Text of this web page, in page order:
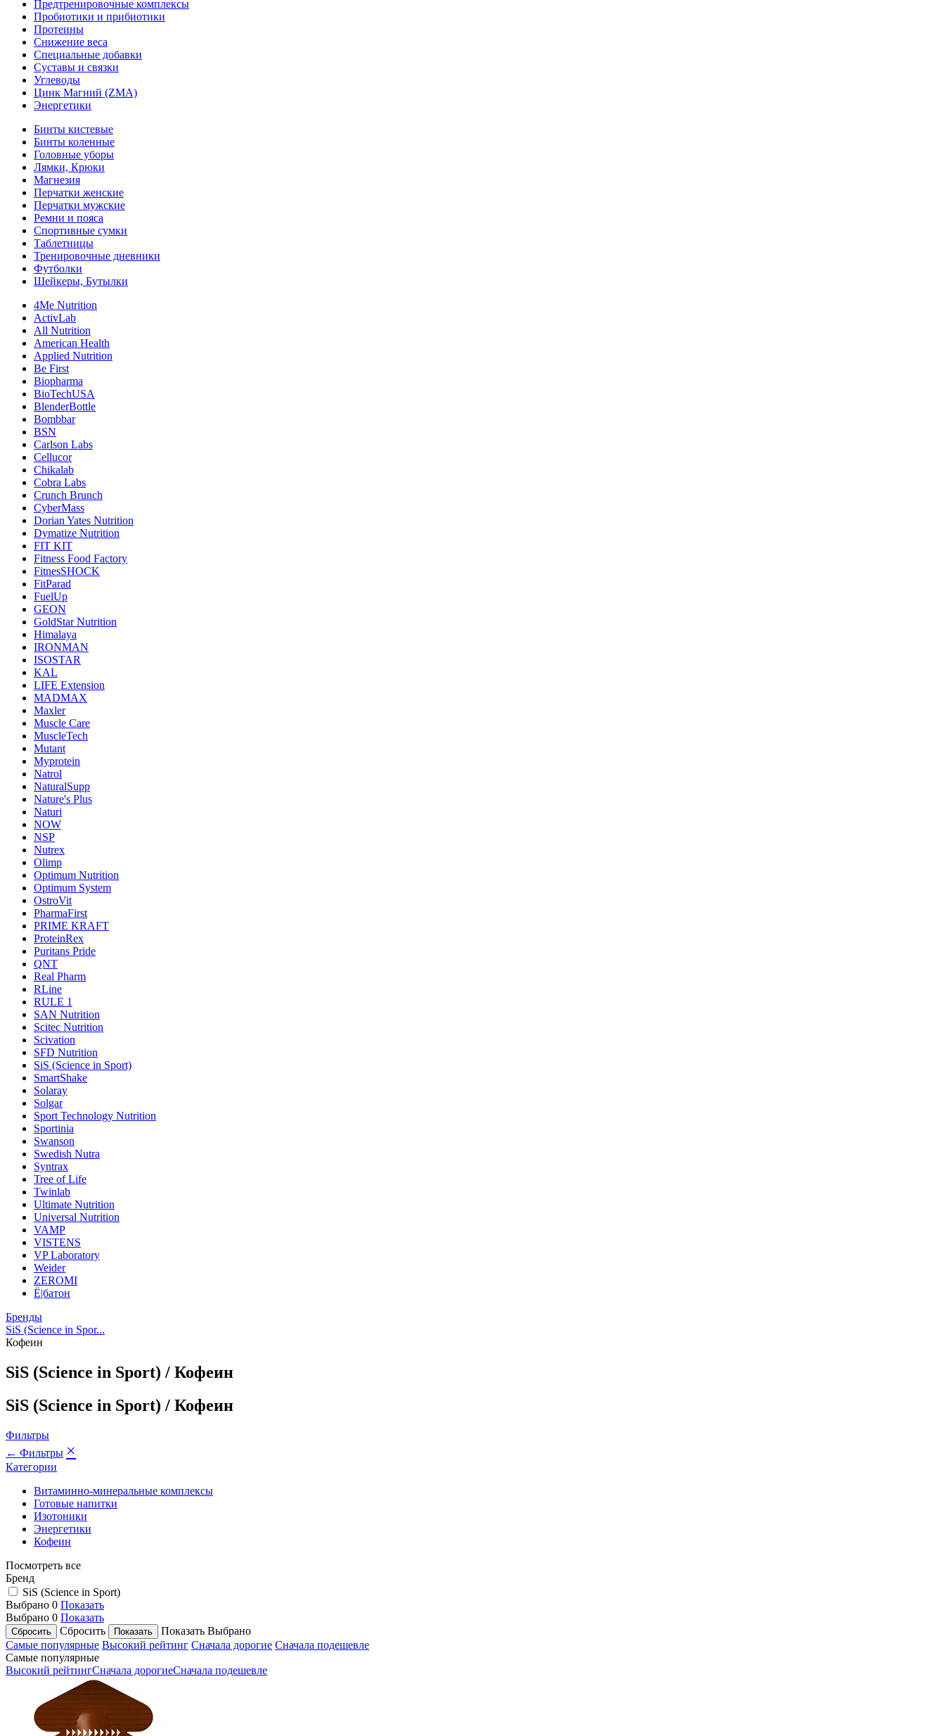
Предтренировочные комплексы
Пробиотики и прибиотики
Протеины
Снижение веса
Специальные добавки
Суставы и связки
Углеводы
Цинк Магний (ZMA)
Энергетики
Бинты кистевые
Бинты коленные
Головные уборы
Лямки, Крюки
Магнезия
Перчатки женские
Перчатки мужские
Ремни и пояса
Спортивные сумки
Таблетницы
Тренировочные дневники
Футболки
Шейкеры, Бутылки
4Me Nutrition
ActivLab
All Nutrition
American Health
Applied Nutrition
Be First
Biopharma
BioTechUSA
BlenderBottle
Bombbar
BSN
Carlson Labs
Cellucor
Chikalab
Cobra Labs
Crunch Brunch
CyberMass
Dorian Yates Nutrition
Dymatize Nutrition
FIT KIT
Fitness Food Factory
FitnesSHOCK
FitParad
FuelUp
GEON
GoldStar Nutrition
Himalaya
IRONMAN
ISOSTAR
KAL
LIFE Extension
MADMAX
Maxler
Muscle Care
MuscleTech
Mutant
Myprotein
Natrol
NaturalSupp
Nature's Plus
Naturi
NOW
NSP
Nutrex
Olimp
Optimum Nutrition
Optimum System
OstroVit
PharmaFirst
PRIME KRAFT
ProteinRex
Puritans Pride
QNT
Real Pharm
RLine
RULE 1
SAN Nutrition
Scitec Nutrition
Scivation
SFD Nutrition
SiS (Science in Sport)
SmartShake
Solaray
Solgar
Sport Technology Nutrition
Sportinia
Swanson
Swedish Nutra
Syntrax
Tree of Life
Twinlab
Ultimate Nutrition
Universal Nutrition
VAMP
VISTENS
VP Laboratory
Weider
ZEROMI
Ё|батон
Бренды
SiS (Science in Spor...
Кофеин
SiS (Science in Sport) / Кофеин
SiS (Science in Sport) / Кофеин
Фильтры
← Фильтры ×
Категории
Витаминно-минеральные комплексы
Готовые напитки
Изотоники
Энергетики
Кофеин
Посмотреть все
Бренд
SiS (Science in Sport)
Выбрано 0 Показать
Выбрано 0 Показать
Сбросить
Показать Выбрано
Самые популярные Высокий рейтинг Сначала дорогие Сначала подешевле
Самые популярные
Высокий рейтингСначала дорогиеСначала подешевле